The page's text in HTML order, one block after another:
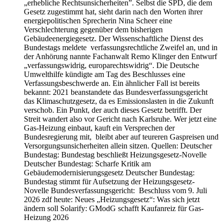
„erhebliche Rechtsunsicherheiten”. Selbst die SPD, die dem
Gesetz zugestimmt hat, sieht darin nach den Worten ihrer
energiepolitischen Sprecherin Nina Scheer eine
Verschlechterung gegenüber dem bisherigen
Gebäudeenergiegesetz. Der Wissenschaftliche Dienst des
Bundestags meldete verfassungsrechtliche Zweifel an, und in
der Anhörung nannte Fachanwalt Remo Klinger den Entwurf
„verfassungswidrig, europarechtswidrig“. Die Deutsche
Umwelthilfe kündigte am Tag des Beschlusses eine
Verfassungsbeschwerde an. Ein ähnlicher Fall ist bereits
bekannt: 2021 beanstandete das Bundesverfassungsgericht
das Klimaschutzgesetz, da es Emissionslasten in die Zukunft
verschob. Ein Punkt, der auch dieses Gesetz betrifft. Der
Streit wandert also vor Gericht nach Karlsruhe. Wer jetzt eine
Gas-Heizung einbaut, kauft ein Versprechen der
Bundesregierung mit, bleibt aber auf teureren Gaspreisen und
Versorgungsunsicherheiten allein sitzen. Quellen: Deutscher
Bundestag: Bundestag beschließt Heizungsgesetz-Novelle
Deutscher Bundestag: Scharfe Kritik am
Gebäudemodernisierungsgesetz Deutscher Bundestag:
Bundestag stimmt für Aufsetzung der Heizungsgesetz-
Novelle Bundesverfassungsgericht: Beschluss vom 9. Juli
2026 zdf heute: Neues „Heizungsgesetz“: Was sich jetzt
ändern soll Solarify: GModG schafft Kaufanreiz für Gas-
Heizung 2026